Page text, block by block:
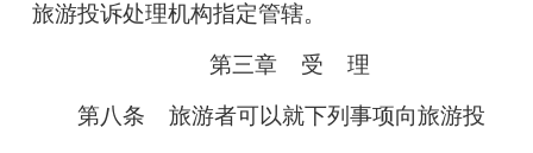
旅游投诉处理机构指定管辖。
第三章 受 理
第八条 旅游者可以就下列事项向旅游投